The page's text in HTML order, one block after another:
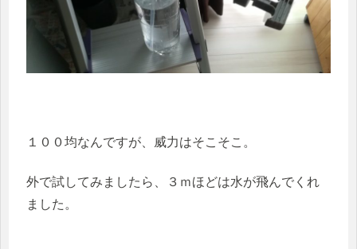
１００均なんですが、威力はそこそこ。
外で試してみましたら、３ｍほどは水が飛んでくれ
ました。